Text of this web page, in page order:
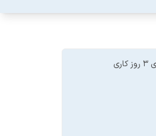
3 روز کاری